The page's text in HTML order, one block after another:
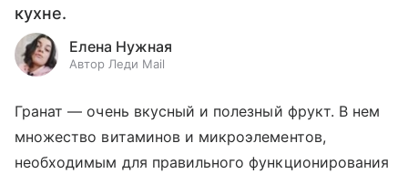
кухне.
Елена Нужная
Автор Леди Mail
Гранат — очень вкусный и полезный фрукт. В нем
множество витаминов и микроэлементов,
необходимым для правильного функционирования